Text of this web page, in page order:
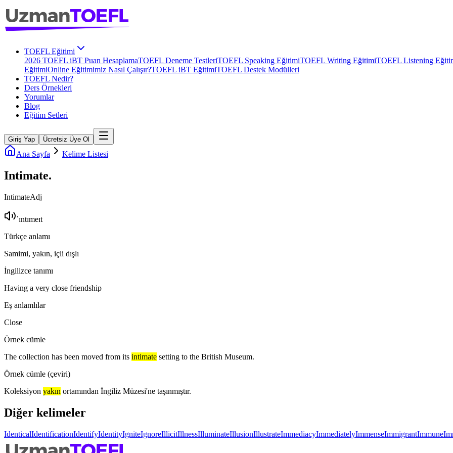
TOEFL Eğitimi
2026 TOEFL iBT Puan HesaplamaTOEFL Deneme TestleriTOEFL Speaking EğitimiTOEFL Writing EğitimiTOEFL Listening
EğitimiOnline Eğitimimiz Nasıl Çalışır?TOEFL iBT EğitimiTOEFL Destek Modülleri
TOEFL Nedir?
Ders Örnekleri
Yorumlar
Blog
Eğitim Setleri
Giriş Yap Ücretsiz Üye Ol
Ana Sayfa Kelime Listesi
Intimate.
IntimateAdj
ˈɪntɪmeɪt
Türkçe anlamı
Samimi, yakın, içli dışlı
İngilizce tanımı
Having a very close friendship
Eş anlamlılar
Close
Örnek cümle
The collection has been moved from its intimate setting to the British Museum.
Örnek cümle (çeviri)
Koleksiyon yakın ortamından İngiliz Müzesi'ne taşınmıştır.
Diğer kelimeler
IdenticalIdentificationIdentifyIdentityIgniteIgnoreIllicitIllnessIlluminateIllusionIllustrateImmediacyImmediatelyImmenseImmigrantImmune